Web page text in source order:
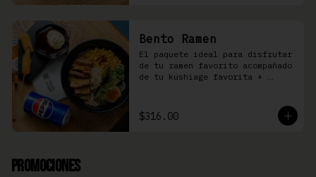
Bento Ramen
El paquete ideal para disfrutar
de tu ramen favorito acompañado
de tu kushiage favorita +
$316.00
Promociones